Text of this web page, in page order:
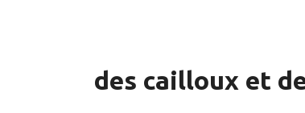
des cailloux et de